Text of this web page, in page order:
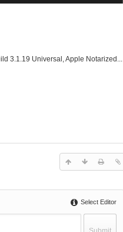
3.1.19 Universal, Apple Notarized...
Select Editor